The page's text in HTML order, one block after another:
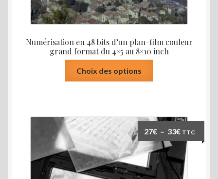
Numérisation en 48 bits d’un plan-film couleur
grand format du 4×5 au 8×10 inch
Choix des options
peuvent
être
choisies
27€ – 33€Plage
de
prix :
27€
TTC